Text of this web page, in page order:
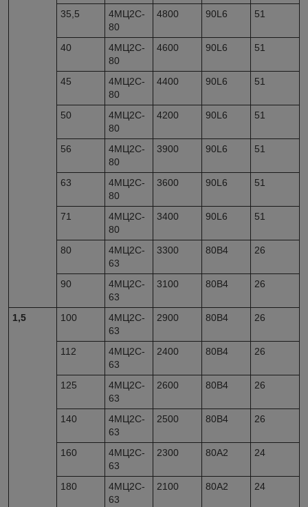
35,5
4МЦ2С-
80
4800 90L6 51
40
4МЦ2С-
80
4600 90L6 51
45
4МЦ2С-
80
4400 90L6 51
50
4МЦ2С-
80
4200 90L6 51
56
4МЦ2С-
80
3900 90L6 51
63
4МЦ2С-
80
3600 90L6 51
71
4МЦ2С-
80
3400 90L6 51
80
4МЦ2С-
63
3300 80B4 26
90
4МЦ2С-
63
3100 80B4 26
1,5 100
4МЦ2С-
63
2900 80B4 26
112
4МЦ2С-
63
2400 80B4 26
125
4МЦ2С-
63
2600 80B4 26
140
4МЦ2С-
63
2500 80В4 26
160
4МЦ2С-
63
2300 80А2 24
180
4МЦ2С-
63
2100 80А2 24